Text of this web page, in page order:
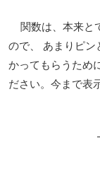
関数は、本来と
ので、 あまりピン
かってもらうため
ださい。今まで表